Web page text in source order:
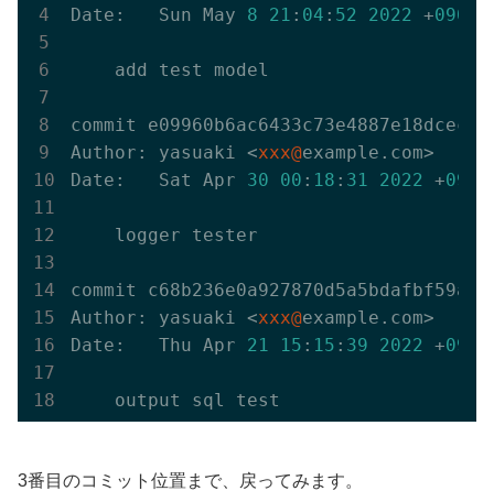
Date:   Sun May 8 21 : 04 : 52 2022 +0900
    add test model
commit
Author: yasuaki <xxx@example.com>
Date:   Sat Apr 30 00 : 18 : 31 2022 +0900
    logger tester
commit
Author: yasuaki <xxx@example.com>
Date:   Thu Apr 21 15 : 15 : 39 2022 +0900
3番目のコミット位置まで、戻ってみます。